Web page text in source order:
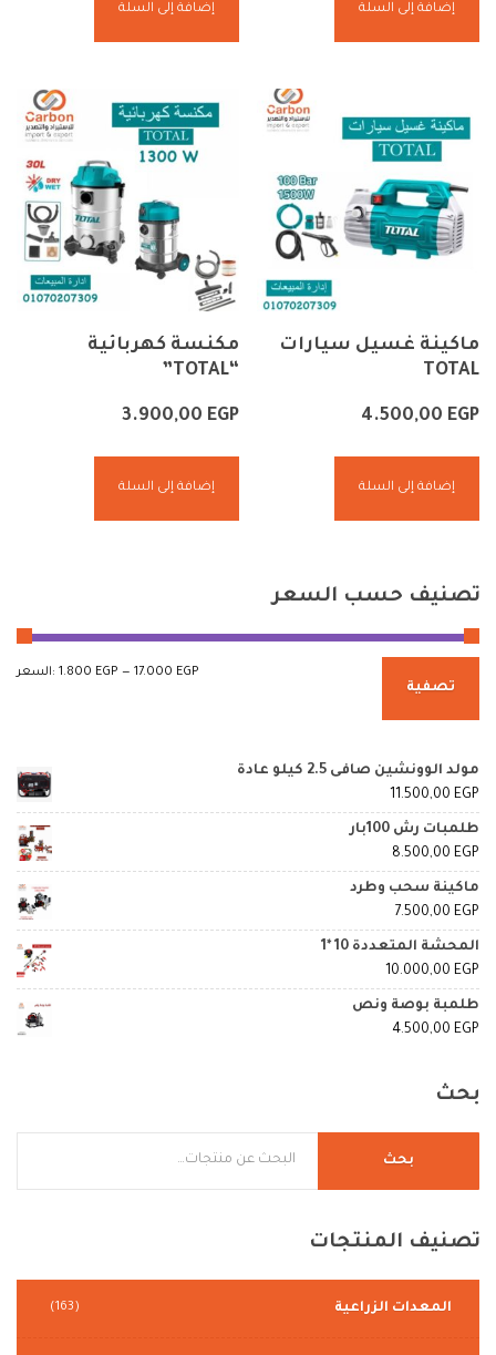
إضافة إلى السلة إضافة إلى السلة
ماكينة غسيل سيارات
TOTAL
4.500,00 EGP
إضافة إلى السلة
مكنسة كهربائية
“TOTAL”
3.900,00 EGP
إضافة إلى السلة
تصنيف حسب السعر
تصفية
السعر: 1.800 EGP — 17.000 EGP
مولد الوونشين صافى 2.5 كيلو عادة
11.500,00 EGP
طلمبات رش 100بار
8.500,00 EGP
ماكينة سحب وطرد
7.500,00 EGP
المحشة المتعددة 10 *1
10.000,00 EGP
طلمبة بوصة ونص
4.500,00 EGP
بحث
بحث
تصنيف المنتجات
المعدات الزراعية (163)